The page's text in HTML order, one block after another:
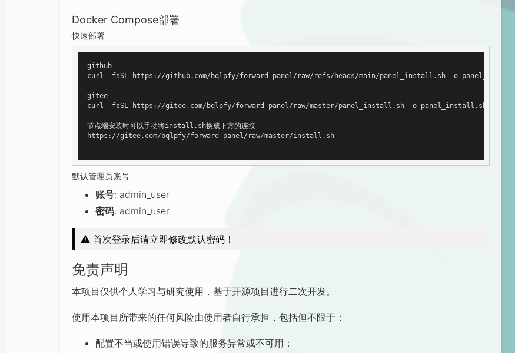
Docker Compose部署
快速部署
github
curl -fsSL https://github.com/bqlpfy/forward-panel/raw/refs/heads/main/panel_install.sh -o
gitee
curl -fsSL https://gitee.com/bqlpfy/forward-panel/raw/master/panel_install.sh -o panel_install.sh &&
节点端安装时可以手动将install.sh换成下方的连接
https://gitee.com/bqlpfy/forward-panel/raw/master/install.sh
默认管理员账号
账号: admin_user
密码: admin_user
⚠ ️ 首次登录后请立即修改默认密码！
免责声明
本项目仅供个人学习与研究使用，基于开源项目进行二次开发。
使用本项目所带来的任何风险由使用者自行承担，包括但不限于：
配置不当或使用错误导致的服务异常或不可用；